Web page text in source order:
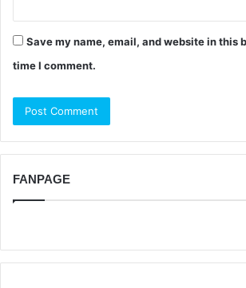
Save my name, email, and website in this
time I comment.
FANPAGE